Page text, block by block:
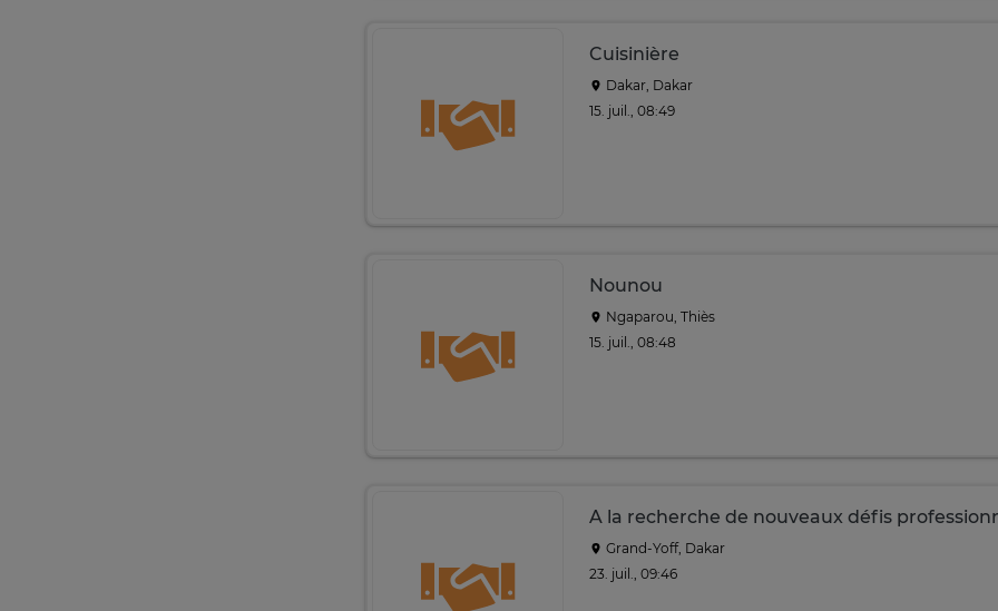
Cuisinière
Dakar, Dakar
15. juil., 08:49
Nounou
Ngaparou, Thiès
15. juil., 08:48
A la recherche de nouveaux défis
Grand-Yoff, Dakar
23. juil., 09:46